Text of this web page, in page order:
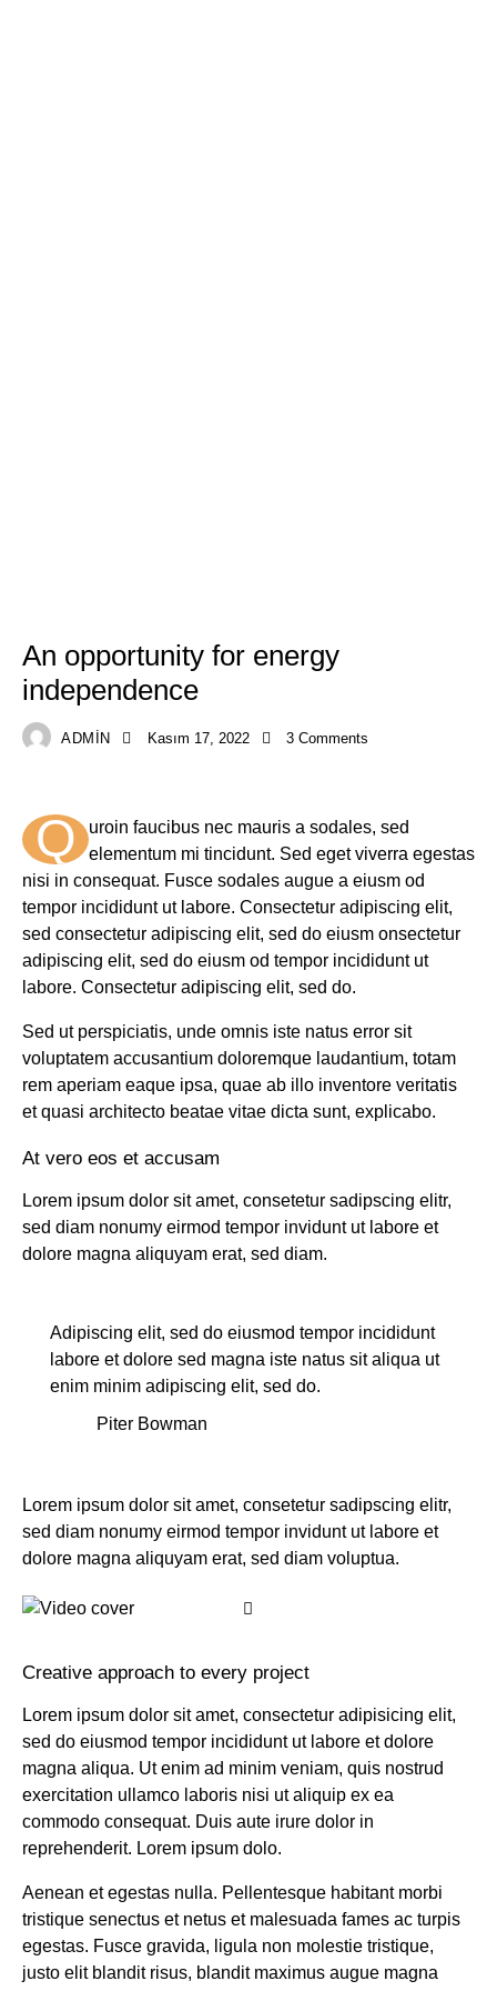
An opportunity for energy
independence
ADMIN Kasım 17, 2022 3 Comments
Q
uroin faucibus nec mauris a sodales, sed
elementum mi tincidunt. Sed eget viverra egestas
nisi in consequat. Fusce sodales augue a eiusm od
tempor incididunt ut labore. Consectetur adipiscing elit,
sed consectetur adipiscing elit, sed do eiusm onsectetur
adipiscing elit, sed do eiusm od tempor incididunt ut
labore. Consectetur adipiscing elit, sed do.
Sed ut perspiciatis, unde omnis iste natus error sit
voluptatem accusantium doloremque laudantium, totam
rem aperiam eaque ipsa, quae ab illo inventore veritatis
et quasi architecto beatae vitae dicta sunt, explicabo.
At vero eos et accusam
Lorem ipsum dolor sit amet, consetetur sadipscing elitr,
sed diam nonumy eirmod tempor invidunt ut labore et
dolore magna aliquyam erat, sed diam.
Adipiscing elit, sed do eiusmod tempor incididunt
labore et dolore sed magna iste natus sit aliqua ut
enim minim adipiscing elit, sed do.
Piter Bowman
Lorem ipsum dolor sit amet, consetetur sadipscing elitr,
sed diam nonumy eirmod tempor invidunt ut labore et
dolore magna aliquyam erat, sed diam voluptua.
Creative approach to every project
Lorem ipsum dolor sit amet, consectetur adipisicing elit,
sed do eiusmod tempor incididunt ut labore et dolore
magna aliqua. Ut enim ad minim veniam, quis nostrud
exercitation ullamco laboris nisi ut aliquip ex ea
commodo consequat. Duis aute irure dolor in
reprehenderit. Lorem ipsum dolo.
Aenean et egestas nulla. Pellentesque habitant morbi
tristique senectus et netus et malesuada fames ac turpis
egestas. Fusce gravida, ligula non molestie tristique,
justo elit blandit risus, blandit maximus augue magna